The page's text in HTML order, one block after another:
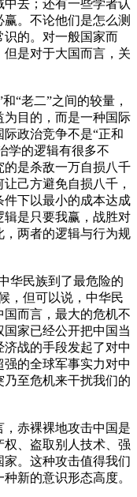
去；还有一些学者认
。不论他们是怎么测
识的。对一般国家而
是对于大国而言，关
“老二”之间的较量，
目的，而是一种国际
政治竞争不是“正和
学的逻辑有很多不
的是杀敌一万自损八千
己方避免自损八千，
下以最小的成本达成
是只要我赢，战胜对
两者的逻辑与行为规
华民族到了最危险的
，但可以说，中华民
而言，最大的危机不
家已经公开把中国当
战的手段发起了对中
的全球军事实力对中
至危机来干扰我们的
赤裸裸地攻击中国是
、盗取别人技术、强
。这种攻击值得我们
新的意识形态高度。